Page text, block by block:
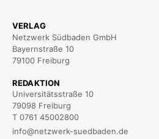
VERLAG
Netzwerk Südbaden GmbH
Bayernstraße 10
79100 Freiburg
REDAKTION
Universitätsstraße 10
79098 Freiburg
T 0761 45002800
info@netzwerk-suedbaden.de